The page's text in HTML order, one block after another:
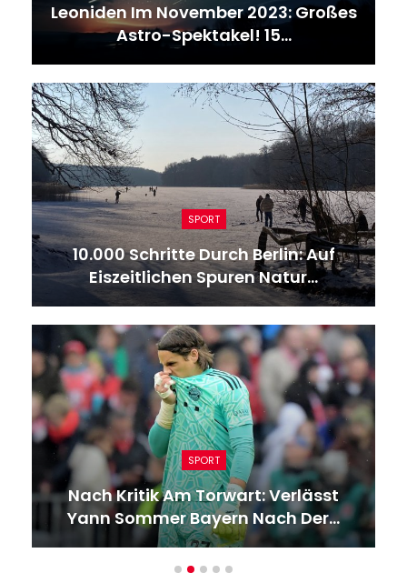
Leoniden Im November 2023: Großes
Astro-Spektakel! 15…
SPORT
10.000 Schritte Durch Berlin: Auf
Eiszeitlichen Spuren Natur…
SPORT
Nach Kritik Am Torwart: Verlässt
Yann Sommer Bayern Nach Der…